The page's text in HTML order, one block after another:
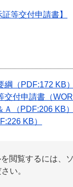
等交付申請書】
（PDF:172 KB）
付申請書（
（PDF:206 KB）
KB）
閲覧するには、
い。